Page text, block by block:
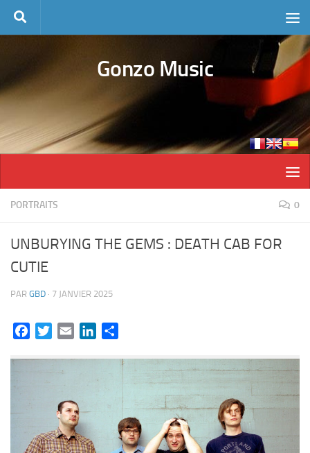
Skip to content
Gonzo Music
PORTRAITS 0
UNBURYING THE GEMS : DEATH CAB FOR
CUTIE
PAR GBD · 7 JANVIER 2025
FacebookTwitterEmail LinkedIn